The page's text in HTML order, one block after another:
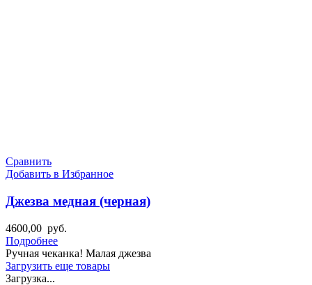
Сравнить
Добавить в Избранное
Джезва медная (черная)
4600,00 руб.
Подробнее
Ручная чеканка! Малая джезва
Загрузить еще товары
Загрузка...